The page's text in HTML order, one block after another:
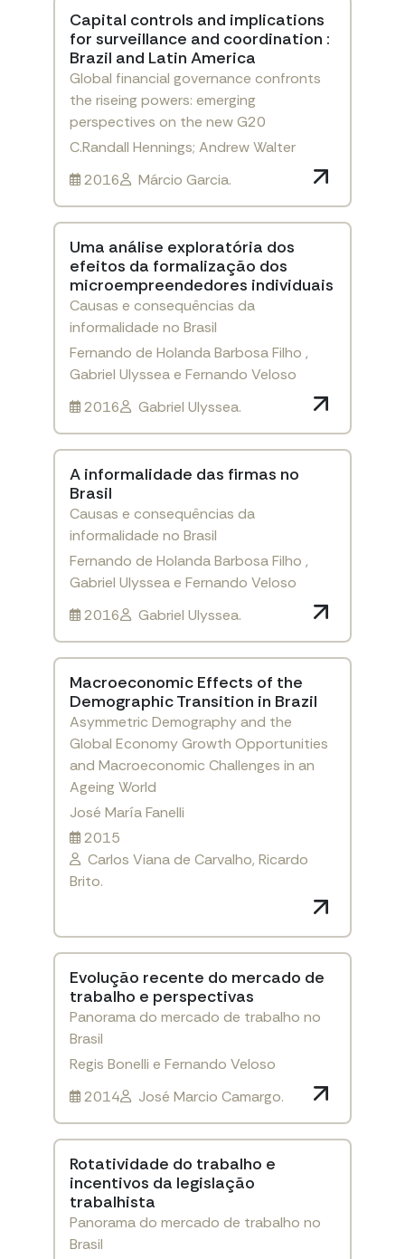
Capital controls and implications
for surveillance and coordination :
Brazil and Latin America
Global financial governance confronts
the riseing powers: emerging
perspectives on the new G20
C.Randall Hennings; Andrew Walter
2016
Márcio Garcia.
Uma análise exploratória dos
efeitos da formalização dos
microempreendedores individuais
Causas e consequências da
informalidade no Brasil
Fernando de Holanda Barbosa Filho ,
Gabriel Ulyssea e Fernando Veloso
2016
Gabriel Ulyssea.
A informalidade das firmas no
Brasil
Causas e consequências da
informalidade no Brasil
Fernando de Holanda Barbosa Filho ,
Gabriel Ulyssea e Fernando Veloso
2016
Gabriel Ulyssea.
Macroeconomic Effects of the
Demographic Transition in Brazil
Asymmetric Demography and the
Global Economy Growth Opportunities
and Macroeconomic Challenges in an
Ageing World
José María Fanelli
2015
Carlos Viana de Carvalho, Ricardo
Brito.
Evolução recente do mercado de
trabalho e perspectivas
Panorama do mercado de trabalho no
Brasil
Regis Bonelli e Fernando Veloso
2014
José Marcio Camargo.
Rotatividade do trabalho e
incentivos da legislação
trabalhista
Panorama do mercado de trabalho no
Brasil